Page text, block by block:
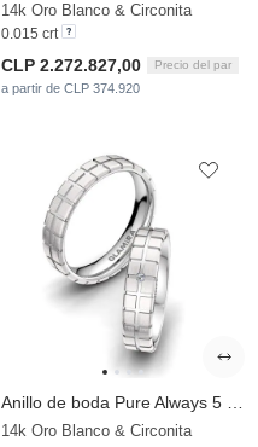
14k Oro Blanco & Circonita
0.015 crt
CLP 2.272.827,00 Precio del par
a partir de CLP 374.920
14k Oro Blanco & Circonita